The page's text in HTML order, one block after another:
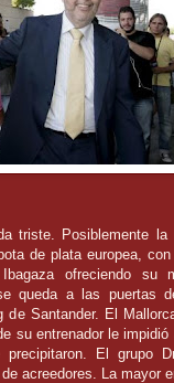
triste. Posiblemente la
de plata europea,
ofreciendo su
queda a las puertas
de Santander. El
su entrenador le impidió
El grupo
acreedores. La mayor